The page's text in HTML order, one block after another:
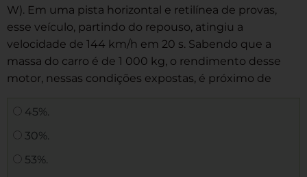
W). Em uma pista horizontal e retilínea de provas,
esse veículo, partindo do repouso, atingiu a
velocidade de 144 km/h em 20 s. Sabendo que a
massa do carro é de 1 000 kg, o rendimento desse
motor, nessas condições expostas, é próximo de
45%.
30%.
53%.